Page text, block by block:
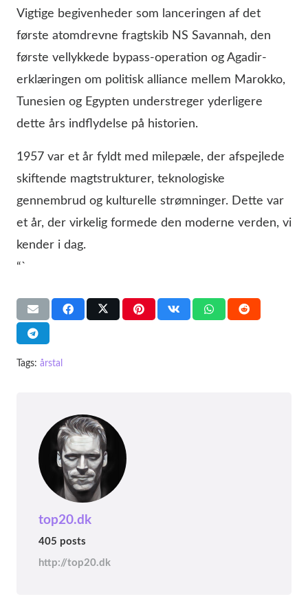
Vigtige begivenheder som lanceringen af det
første atomdrevne fragtskib NS Savannah, den
første vellykkede bypass-operation og Agadir-
erklæringen om politisk alliance mellem Marokko,
Tunesien og Egypten understreger yderligere
dette års indflydelse på historien.
1957 var et år fyldt med milepæle, der afspejlede
skiftende magtstrukturer, teknologiske
gennembrud og kulturelle strømninger. Dette var
et år, der virkelig formede den moderne verden, vi
kender i dag.
“`
Tags: årstal
top20.dk
405 posts
http://top20.dk